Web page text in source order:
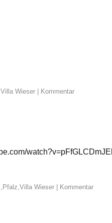
Villa Wieser | Kommentar
, Pfalz,Villa Wieser Kommentar